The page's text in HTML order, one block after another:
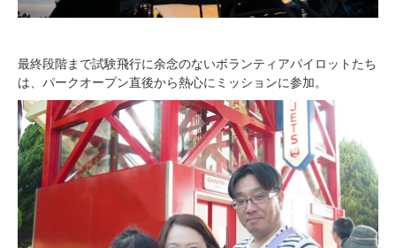
最終段階まで試験飛行に余念のないボランティアパイロットたち
は、パークオープン直後から熱心にミッションに参加。